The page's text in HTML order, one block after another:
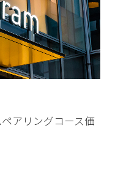
アリングコース価